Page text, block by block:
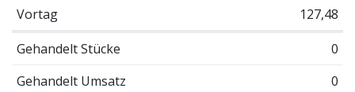
Vortag
127,48
Gehandelt Stücke
0
Gehandelt Umsatz
0